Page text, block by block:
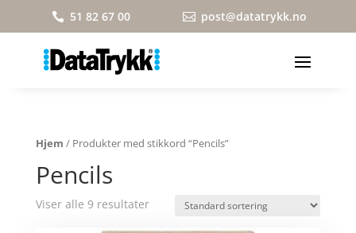
 51 82 67 00  post@datatrykk.no
Hjem / Produkter med stikkord “Pencils”
Pencils
Viser alle 9 resultater